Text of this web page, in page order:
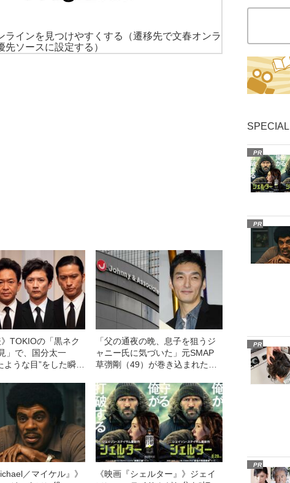
ラインを見つけやすくする
（遷移先で文春オンラ
先ソースに設定する）
》TOKIOの「黒ネク
」で、国分太一
ような目”をした瞬間
だとわかっています
「父の通夜の晩、息子を狙うジ
ャニー氏に気づいた」元SMAP
草彅剛（49）が巻き込まれた
奇な因縁”
／マイケル』》
《映画『シェルター』》ジェイ
SPECIAL
PR
PR
PR
PR